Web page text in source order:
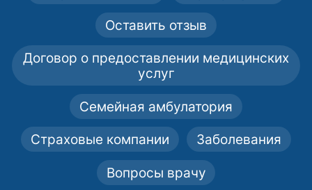
Оставить отзыв
Договор о предоставлении медицинских
услуг
Семейная амбулатория
Страховые компании Заболевания
Вопросы врачу